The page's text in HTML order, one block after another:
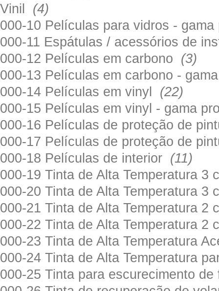
Vinil (4)
000-10 Películas para vidros -
000-11 Espátulas / acessórios de
000-12 Películas em carbono (3)
000-13 Películas em carbono -
000-14 Películas em vinyl (22)
000-15 Películas em vinyl - gama
000-16 Películas de proteção de
000-17 Películas de proteção de
000-18 Películas de interior (11)
000-19 Tinta de Alta Temperatura
000-20 Tinta de Alta Temperatura
000-21 Tinta de Alta Temperatura
000-22 Tinta de Alta Temperatura
000-23 Tinta de Alta Temperatura
000-24 Tinta de Alta Temperatura
000-25 Tinta para escurecimento